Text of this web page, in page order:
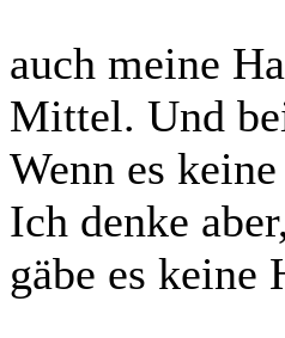
auch meine
Mittel. Und
Wenn es
Ich denke
gäbe es